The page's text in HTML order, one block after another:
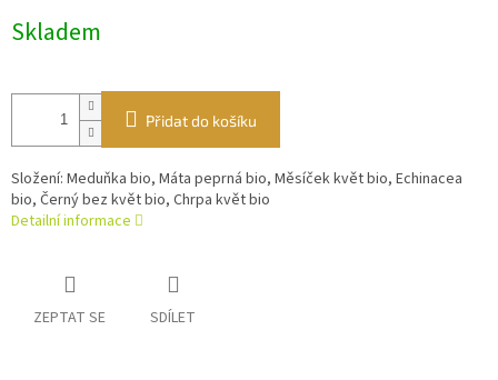
cena:
Skladem
Přidat do košíku
Složení: Meduňka bio, Máta peprná bio, Měsíček květ bio, Echinacea
bio, Černý bez květ bio, Chrpa květ bio
Detailní informace
ZEPTAT SE SDÍLET